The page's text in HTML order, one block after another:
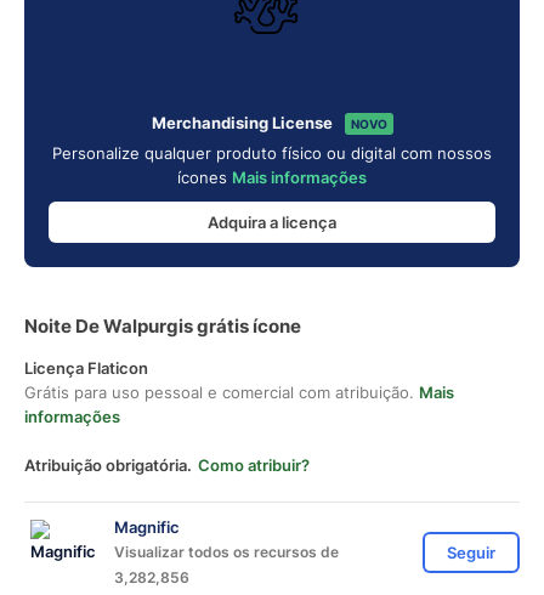
Merchandising License NOVO
Personalize qualquer produto físico ou digital com nossos
ícones Mais informações
Adquira a licença
Noite De Walpurgis grátis ícone
Licença Flaticon
Grátis para uso pessoal e comercial com atribuição. Mais
informações
Atribuição obrigatória. Como atribuir?
Magnific
Visualizar todos os recursos de
3,282,856
Seguir